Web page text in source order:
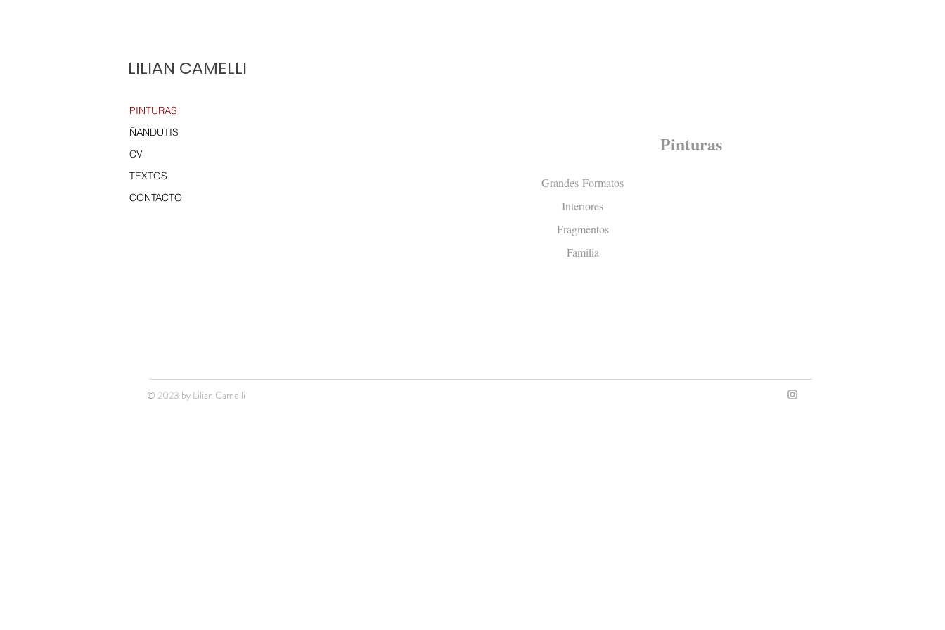
LILIAN CAMELLI
PINTURAS
ÑANDUTIS
CV
TEXTOS
CONTACTO
Pinturas
Grandes Formatos
Interiores
Fragmentos
Familia
© 2023 by Lilian Camelli